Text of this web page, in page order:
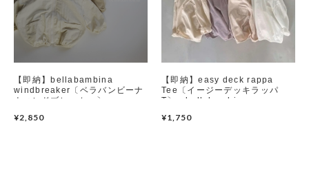
【即納】bellabambina
windbreaker〔ベラバンビーナ
ウィンドブレーカー〕
¥2,850
【即納】easy deck rappa
Tee〔イージーデッキラッパ
T〕 bellabambina
¥1,750